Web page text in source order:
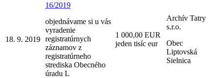
18. 9. 2019
16/2019
objednávame si u vás
vyradenie
registratúrnych
záznamov z
registratúrneho
strediska Obecného
úradu L
1 000,00 EUR
jeden tisíc eur
Archív Tatry
s.r.o.
Obec
Liptovská
Sielnica